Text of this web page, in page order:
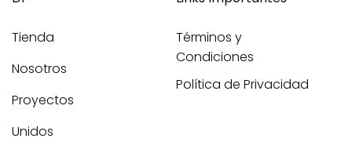
Tienda
Nosotros
Proyectos
Unidos
Términos y
Condiciones
Política de Privacidad